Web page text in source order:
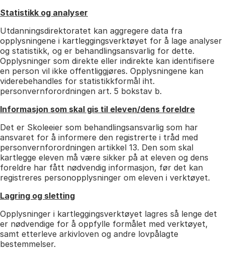
Statistikk og analyser
Utdanningsdirektoratet kan aggregere data fra
opplysningene i kartleggingsverktøyet for å lage analyser
og statistikk, og er behandlingsansvarlig for dette.
Opplysninger som direkte eller indirekte kan identifisere
en person vil ikke offentliggjøres. Opplysningene kan
viderebehandles for statistikkformål iht.
personvernforordningen art. 5 bokstav b.
Informasjon som skal gis til eleven/dens foreldre
Det er Skoleeier som behandlingsansvarlig som har
ansvaret for å informere den registrerte i tråd med
personvernforordningen artikkel 13. Den som skal
kartlegge eleven må være sikker på at eleven og dens
foreldre har fått nødvendig informasjon, før det kan
registreres personopplysninger om eleven i verktøyet.
Lagring og sletting
Opplysninger i kartleggingsverktøyet lagres så lenge det
er nødvendige for å oppfylle formålet med verktøyet,
samt etterleve arkivloven og andre lovpålagte
bestemmelser.